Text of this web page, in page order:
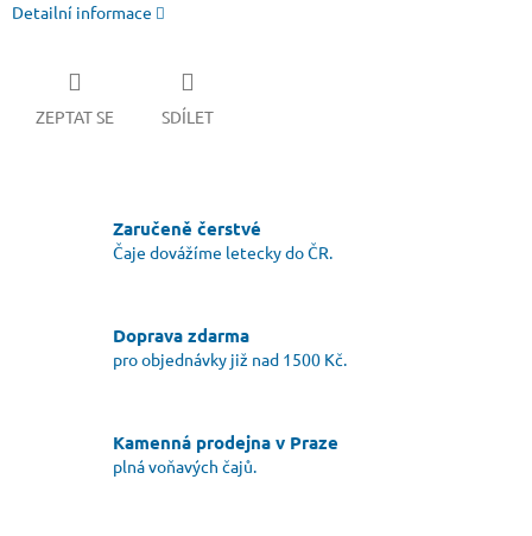
Detailní informace
ZEPTAT SE SDÍLET
Zaručeně čerstvé
Čaje dovážíme letecky do ČR.
Doprava zdarma
pro objednávky již nad 1500 Kč.
Kamenná prodejna v Praze
plná voňavých čajů.